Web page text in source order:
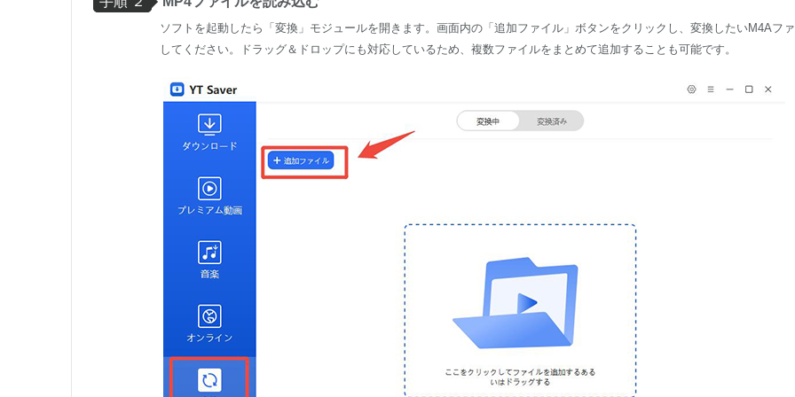
ソフトを起動したら「変換」モジュールを開きます。画面内の「追加ファイル」ボタンをクリックし、変換したいM4Aフ
してください。ドラッグ＆ドロップにも対応しているため、複数ファイルをまとめて追加することも可能です。